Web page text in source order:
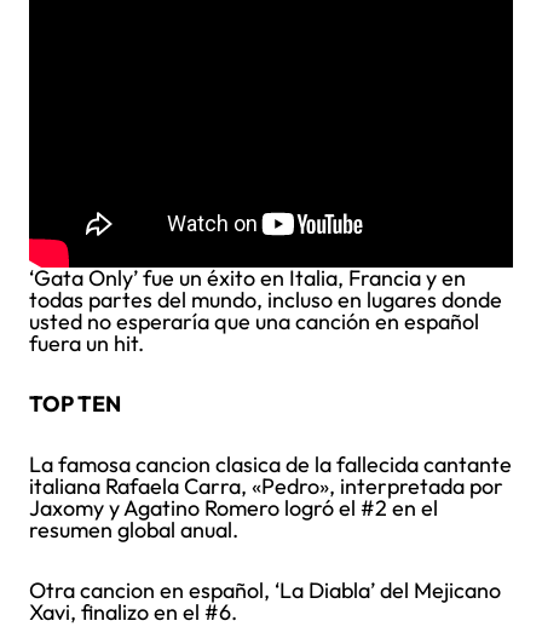
‘Gata Only’ fue un éxito en Italia, Francia y en
todas partes del mundo, incluso en lugares donde
usted no esperaría que una canción en español
fuera un hit.
TOP TEN
La famosa cancion clasica de la fallecida cantante
italiana Rafaela Carra, «Pedro», interpretada por
Jaxomy y Agatino Romero logró el #2 en el
resumen global anual.
Otra cancion en español, ‘La Diabla’ del Mejicano
Xavi, finalizo en el #6.